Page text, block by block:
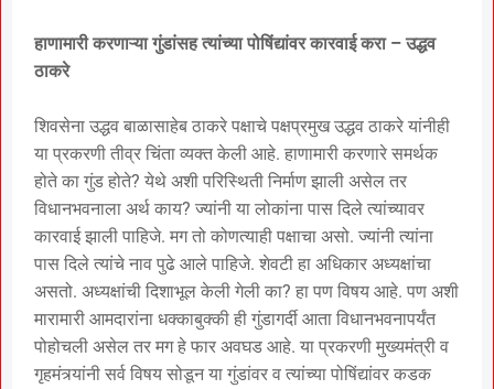
हाणामारी करणाऱ्या गुंडांसह त्यांच्या पोषिंद्यांवर कारवाई करा – उद्धव
ठाकरे
शिवसेना उद्धव बाळासाहेब ठाकरे पक्षाचे पक्षप्रमुख उद्धव ठाकरे यांनीही
या प्रकरणी तीव्र चिंता व्यक्त केली आहे. हाणामारी करणारे समर्थक
होते का गुंड होते? येथे अशी परिस्थिती निर्माण झाली असेल तर
विधानभवनाला अर्थ काय? ज्यांनी या लोकांना पास दिले त्यांच्यावर
कारवाई झाली पाहिजे. मग तो कोणत्याही पक्षाचा असो. ज्यांनी त्यांना
पास दिले त्यांचे नाव पुढे आले पाहिजे. शेवटी हा अधिकार अध्यक्षांचा
असतो. अध्यक्षांची दिशाभूल केली गेली का? हा पण विषय आहे. पण अशी
मारामारी आमदारांना धक्काबुक्की ही गुंडागर्दी आता विधानभवनापर्यंत
पोहोचली असेल तर मग हे फार अवघड आहे. या प्रकरणी मुख्यमंत्री व
गृहमंत्र्यांनी सर्व विषय सोडून या गुंडांवर व त्यांच्या पोषिंद्यांवर कडक